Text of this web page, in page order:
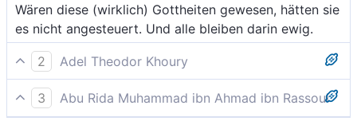
Wären diese (wirklich) Gottheiten gewesen, hätten sie
es nicht angesteuert. Und alle bleiben darin ewig.
2
Adel Theodor Khoury
Wären diese da Götter, wären sie nicht darin wie zur
Tränke gegangen.» Und alle werden darin ewig
3
Abu Rida Muhammad ibn Ahmad ibn Rassoul